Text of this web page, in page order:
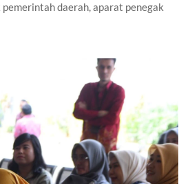
daerah, aparat penegak